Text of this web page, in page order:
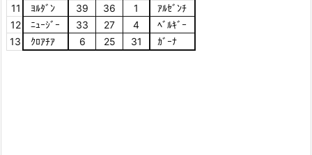
11
ﾖﾙﾀﾞﾝ 39 36 1
ｱﾙｾﾞﾝﾁ
12
ﾆｭｰｼﾞｰ 33 27 4
ﾍﾞﾙｷﾞｰ
13
ｸﾛｱﾁｱ 6 25 31 ｶﾞｰﾅ